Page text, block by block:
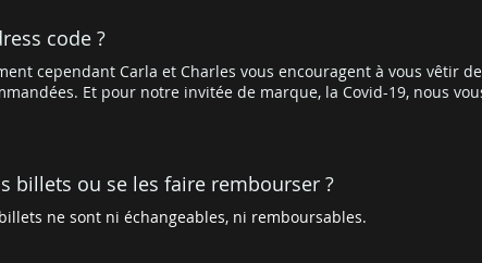
code ?
cependant Carla et Charles vous encouragent à vous vêtir
Et pour notre invitée de marque, la Covid-19, nous
billets ou se les faire rembourser ?
ne sont ni échangeables, ni remboursables.